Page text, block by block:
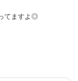
てますよ◎